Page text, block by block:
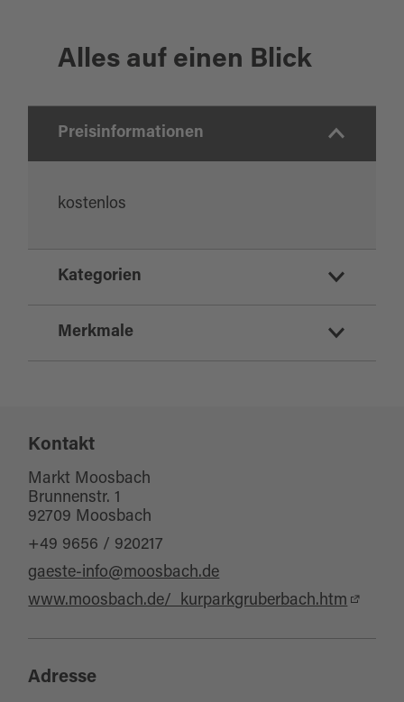
Alles auf einen Blick
Preisinformationen
kostenlos
Kategorien
Naturinformationen
E-Mobilität
Rodeln
Minigolf
Erholung und Gesundheit
Parks/Gärten
Tier-Freigelände
Naturerlebnis
Eislauf/Eishalle
Merkmale
Eignung
für Schulklassen
für Familien
Haustiere erlaubt
für Kinder (jedes Alter)
für Gruppen
Kontakt
Markt Moosbach
Brunnenstr. 1
92709 Moosbach
+49 9656 / 920217
gaeste-info@moosbach.de
www.moosbach.de/_kurparkgruberbach.htm
Adresse